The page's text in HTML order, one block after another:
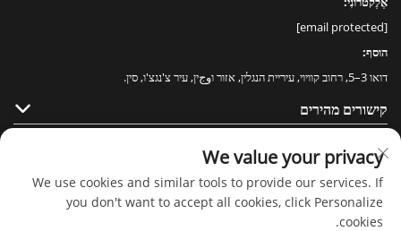
[email protected]
הוסף:
דואו 3–5, רחוב קוויוי, עיריית הנגלין, אזור וوجין, עיר צ'נגצ'ו, סין.
קישורים מהירים
מוצרים
We value your privacy
We use cookies and similar tools to provide our services. If
you don't want to accept all cookies, click Personalize
cookies.